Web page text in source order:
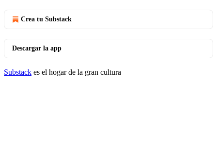
Crea tu Substack
Descargar la app
Substack es el hogar de la gran cultura